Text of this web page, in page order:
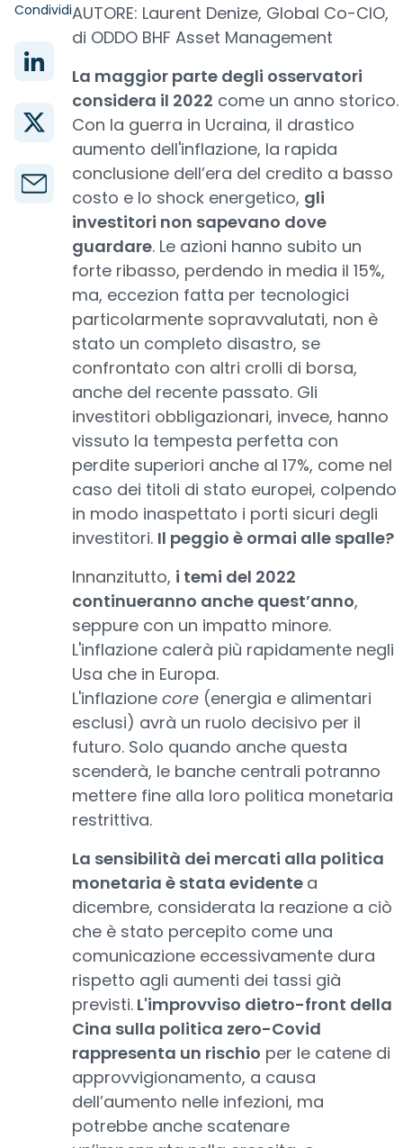
CondividiAUTORE: Laurent Denize, Global Co-CIO,
di ODDO BHF Asset Management
La maggior parte degli osservatori
considera il 2022 come un anno storico.
Con la guerra in Ucraina, il drastico
aumento dell'inflazione, la rapida
conclusione dell’era del credito a basso
costo e lo shock energetico, gli
investitori non sapevano dove
guardare. Le azioni hanno subito un
forte ribasso, perdendo in media il 15%,
ma, eccezion fatta per tecnologici
particolarmente sopravvalutati, non è
stato un completo disastro, se
confrontato con altri crolli di borsa,
anche del recente passato. Gli
investitori obbligazionari, invece, hanno
vissuto la tempesta perfetta con
perdite superiori anche al 17%, come nel
caso dei titoli di stato europei, colpendo
in modo inaspettato i porti sicuri degli
investitori. Il peggio è ormai alle spalle?
Innanzitutto, i temi del 2022
continueranno anche quest’anno,
seppure con un impatto minore.
L'inflazione calerà più rapidamente negli
Usa che in Europa.
L'inflazione core (energia e alimentari
esclusi) avrà un ruolo decisivo per il
futuro. Solo quando anche questa
scenderà, le banche centrali potranno
mettere fine alla loro politica monetaria
restrittiva.
La sensibilità dei mercati alla politica
monetaria è stata evidente a
dicembre, considerata la reazione a ciò
che è stato percepito come una
comunicazione eccessivamente dura
rispetto agli aumenti dei tassi già
previsti. L'improvviso dietro-front della
Cina sulla politica zero-Covid
rappresenta un rischio per le catene di
approvvigionamento, a causa
dell’aumento nelle infezioni, ma
potrebbe anche scatenare